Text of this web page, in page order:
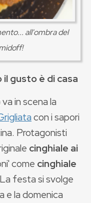
all'ombra del
il gusto è di casa
in scena la
con i sapori
Protagonisti
cinghiale ai
come cinghiale
festa si svolge
e la domenica